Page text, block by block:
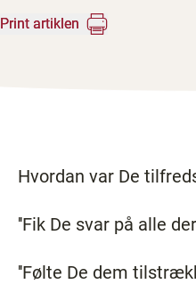
Print artiklen
Hvordan var De
''Fik De svar på alle
''Følte De dem